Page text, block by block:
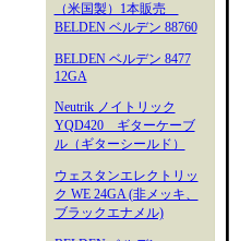
（米国製）1本販売
BELDEN ベルデン 88760
BELDEN ベルデン 8477
12GA
Neutrik ノイトリック
YQD420 ギターケーブ
ル（ギターシールド）
ウェスタンエレクトリッ
ク WE 24GA (非メッキ、
ブラックエナメル)